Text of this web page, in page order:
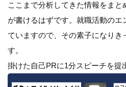
ここまで分析してきた情報をま
が書けるはずです。就職活動のエ
ていますので、その素子になりき
す。
掛けた自己PRに1分スピーチを提